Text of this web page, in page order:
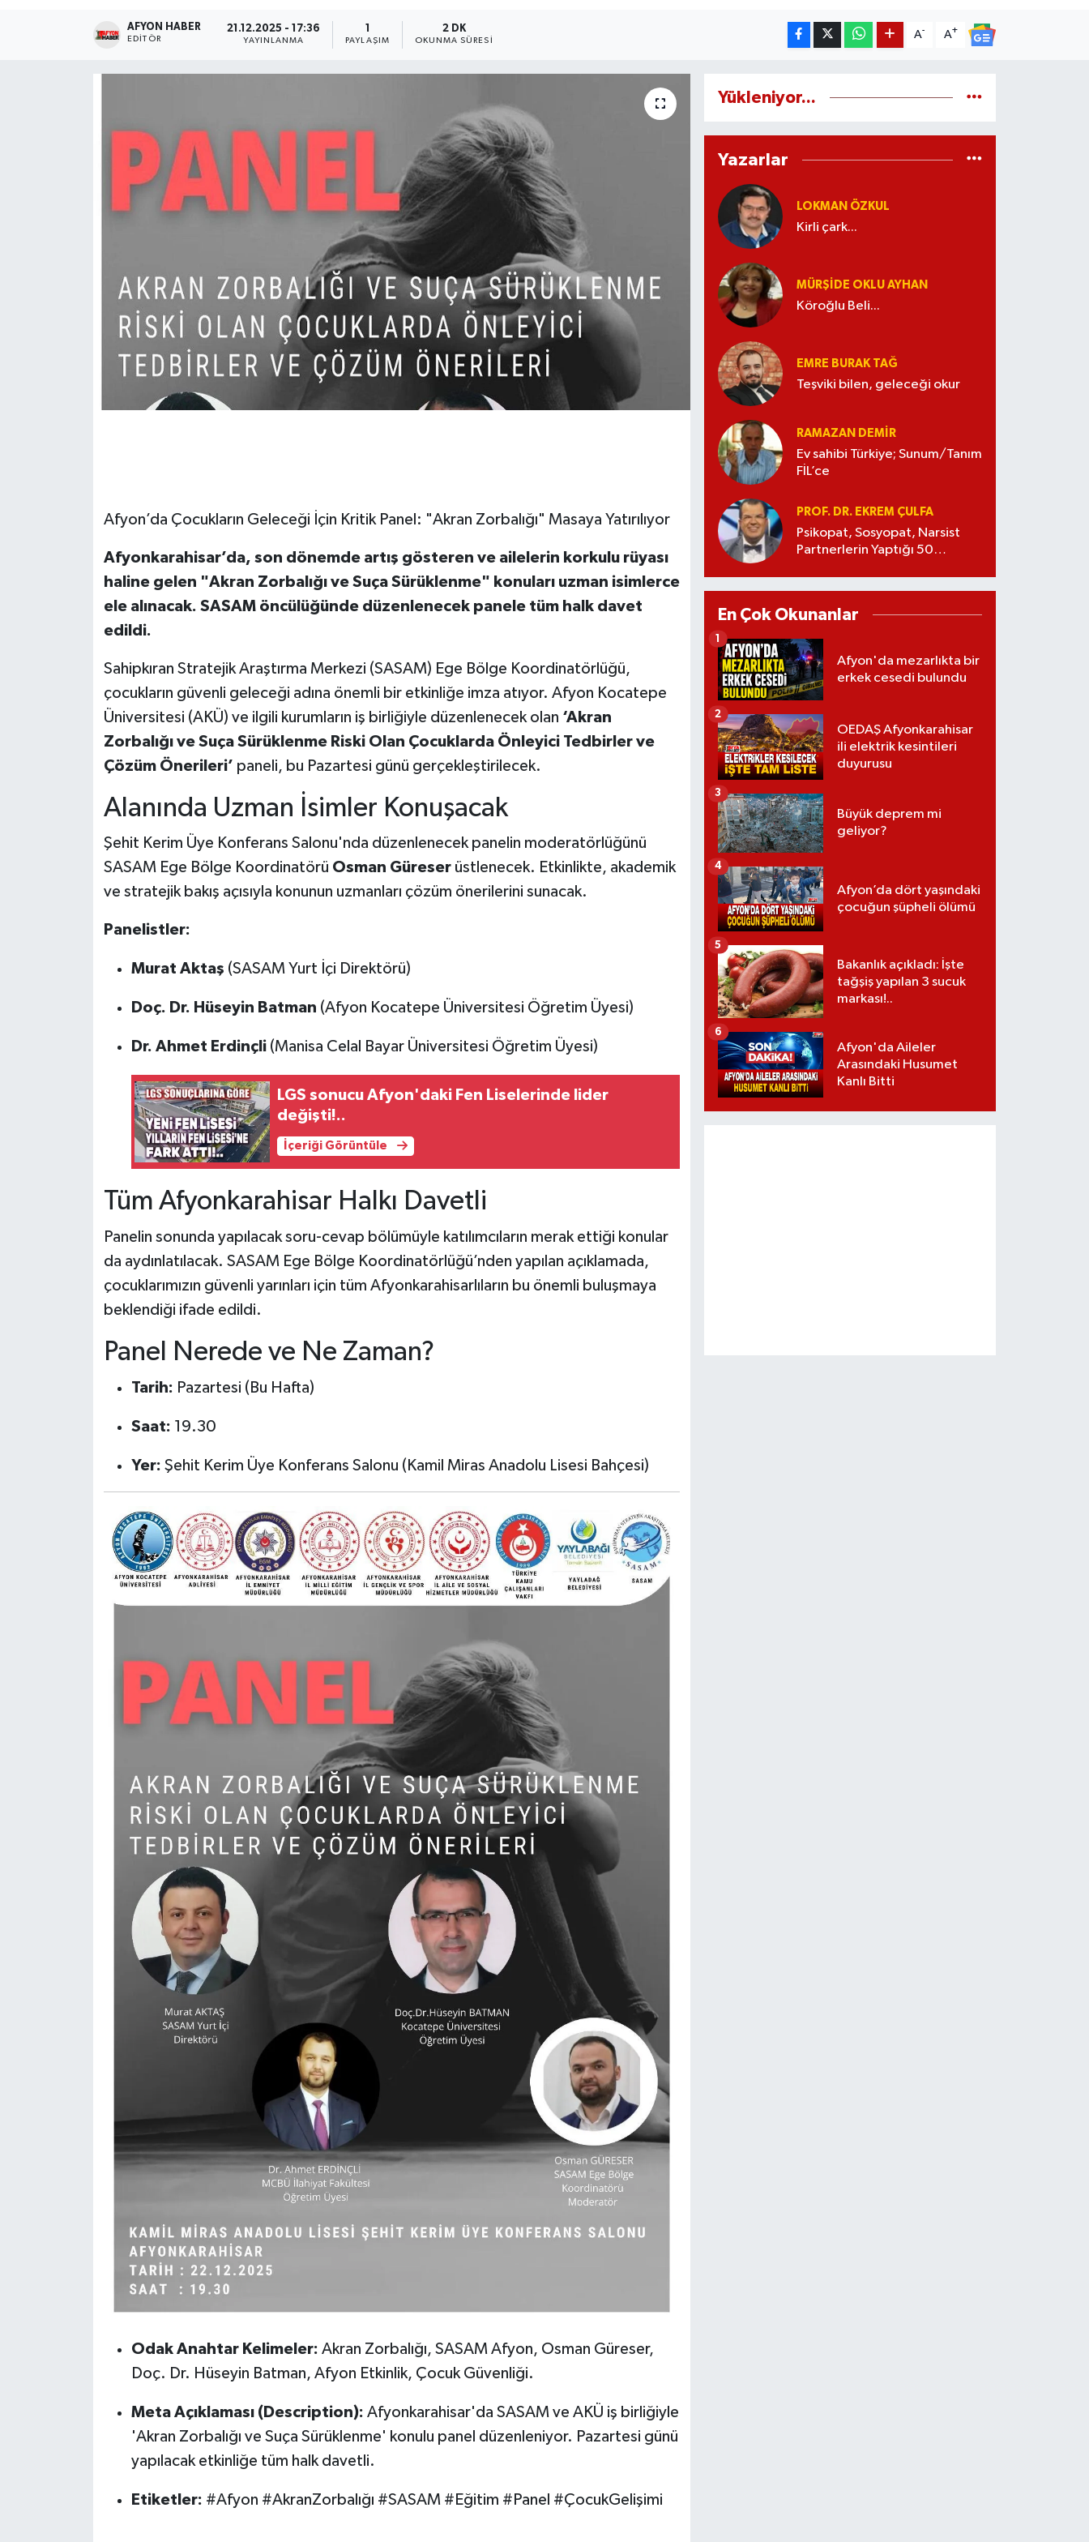
AFYON HABER
EDITÖR
21.12.2025 - 17:36
YAYINLANMA PAYLAŞIM
2 DK
OKUNMA SÜRESI
A- A+
Afyon’da Çocukların Geleceği İçin Kritik Panel: "Akran Zorbalığı" Masaya Yatırılıyor
Afyonkarahisar’da, son dönemde artış gösteren ve ailelerin korkulu rüyası
haline gelen "Akran Zorbalığı ve Suça Sürüklenme" konuları uzman isimlerce
ele alınacak. SASAM öncülüğünde düzenlenecek panele tüm halk davet
edildi.
Sahipkıran Stratejik Araştırma Merkezi (SASAM) Ege Bölge Koordinatörlüğü,
çocukların güvenli geleceği adına önemli bir etkinliğe imza atıyor. Afyon Kocatepe
Üniversitesi (AKÜ) ve ilgili kurumların iş birliğiyle düzenlenecek olan ‘Akran
Zorbalığı ve Suça Sürüklenme Riski Olan Çocuklarda Önleyici Tedbirler ve
Çözüm Önerileri’ paneli, bu Pazartesi günü gerçekleştirilecek.
Alanında Uzman İsimler Konuşacak
Şehit Kerim Üye Konferans Salonu'nda düzenlenecek panelin moderatörlüğünü
SASAM Ege Bölge Koordinatörü Osman Güreserüstlenecek. Etkinlikte, akademik
ve stratejik bakış açısıyla konunun uzmanları çözüm önerilerini sunacak.
Panelistler:
Murat Aktaş (SASAM Yurt İçi Direktörü)
Doç. Dr. Hüseyin Batman (Afyon Kocatepe Üniversitesi Öğretim Üyesi)
Dr. Ahmet Erdinçli(Manisa Celal Bayar Üniversitesi Öğretim Üyesi)
LGS sonucu Afyon'daki Fen Liselerinde lider
değişti!..
İçeriği Görüntüle
Tüm Afyonkarahisar Halkı Davetli
Panelin sonunda yapılacak soru-cevap bölümüyle katılımcıların merak ettiği konular
da aydınlatılacak. SASAM Ege Bölge Koordinatörlüğü’nden yapılan açıklamada,
çocuklarımızın güvenli yarınları için tüm Afyonkarahisarlıların bu önemli buluşmaya
beklendiği ifade edildi.
Panel Nerede ve Ne Zaman?
Tarih: Pazartesi (Bu Hafta)
Saat: 19.30
Yer: Şehit Kerim Üye Konferans Salonu (Kamil Miras Anadolu Lisesi Bahçesi)
Odak Anahtar Kelimeler: Akran Zorbalığı, SASAM Afyon, Osman Güreser,
Doç. Dr. Hüseyin Batman, Afyon Etkinlik, Çocuk Güvenliği.
Meta Açıklaması (Description): Afyonkarahisar'da SASAM ve AKÜ iş birliğiyle
'Akran Zorbalığı ve Suça Sürüklenme' konulu panel düzenleniyor. Pazartesi günü
yapılacak etkinliğe tüm halk davetli.
Etiketler: #Afyon #AkranZorbalığı #SASAM #Eğitim #Panel #ÇocukGelişimi
Yükleniyor...
Yazarlar
LOKMAN ÖZKUL
Kirli çark...
MÜRŞIDE OKLU AYHAN
Köroğlu Beli...
EMRE BURAK TAĞ
Teşviki bilen, geleceği okur
RAMAZAN DEMİR
Ev sahibi Türkiye; Sunum/Tanım
FİL’ce
PROF. DR. EKREM ÇULFA
Psikopat, Sosyopat, Narsist
Partnerlerin Yaptığı 50
En Çok Okunanlar
Afyon'da mezarlıkta bir
erkek cesedi bulundu
1
OEDAŞ Afyonkarahisar
ili elektrik kesintileri
duyurusu
2
Büyük deprem mi
geliyor?
3
Afyon’da dört yaşındaki
çocuğun şüpheli ölümü
4
Bakanlık açıkladı: İşte
tağşiş yapılan 3 sucuk
markası!..
5
Afyon'da Aileler
Arasındaki Husumet
Kanlı Bitti
6
Magazin